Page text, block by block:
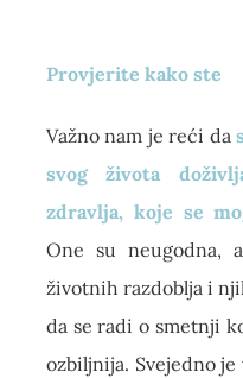
Provjerite kako ste
Važno nam je reći da
svog života
zdravlja, koje se
One su neugodna,
životnih razdoblja i
da se radi o smetnji
ozbiljnija. Svejedno je